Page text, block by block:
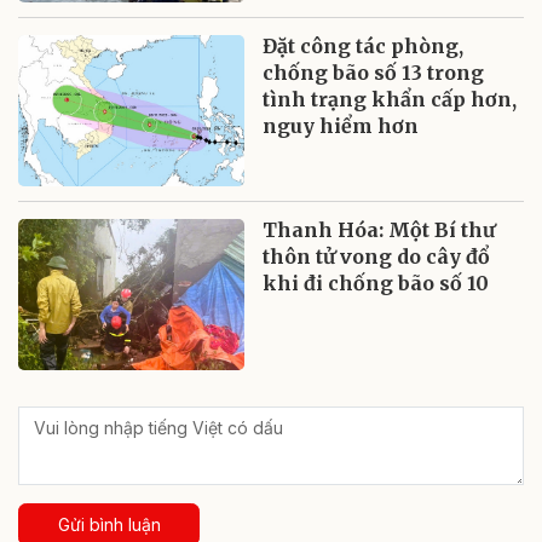
Đặt công tác phòng,
chống bão số 13 trong
tình trạng khẩn cấp hơn,
nguy hiểm hơn
Thanh Hóa: Một Bí thư
thôn tử vong do cây đổ
khi đi chống bão số 10
Gửi bình luận